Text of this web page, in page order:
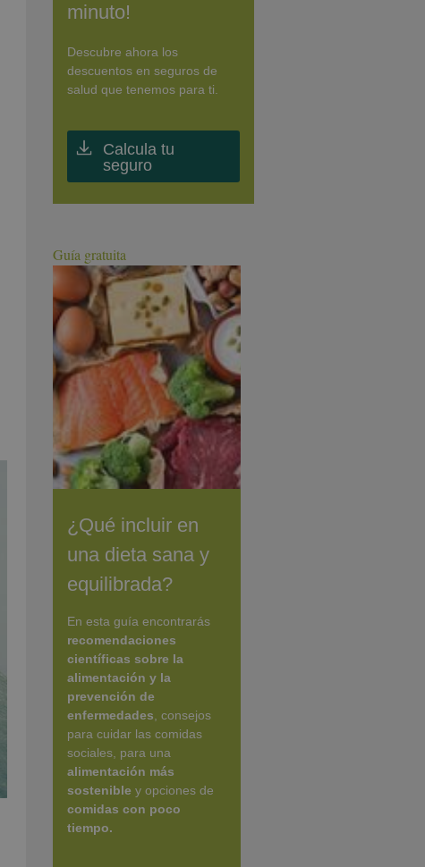
minuto!
Descubre ahora los
descuentos en seguros de
salud que tenemos para ti.
Calcula tu
seguro
Guía gratuita
¿Qué incluir en
una dieta sana y
equilibrada?
En esta guía encontrarás
recomendaciones
científicas sobre la
alimentación y la
prevención de
enfermedades , consejos
para cuidar las comidas
sociales, para una
alimentación más
sostenible y opciones de
comidas con poco
tiempo.